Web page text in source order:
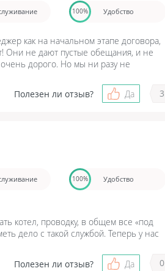
100% Удобство
как на начальном этапе договора,
Они не дают пустые обещания, и не
очень дорого. Но мы ни разу не
Полезен ли отзыв?
Да 3
100% Удобство
котел, проводку, в общем все «под
дело с такой службой. Теперь у нас
Полезен ли отзыв?
Да 0